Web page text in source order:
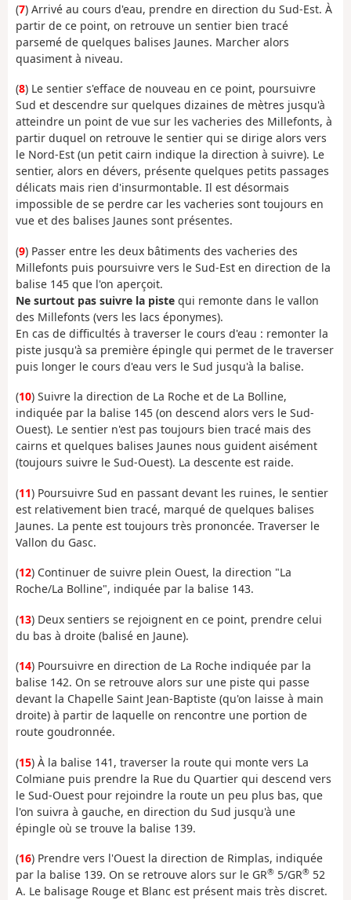
(7) Arrivé au cours d'eau, prendre en direction du Sud-Est. À
partir de ce point, on retrouve un sentier bien tracé
parsemé de quelques balises Jaunes. Marcher alors
quasiment à niveau.
(8) Le sentier s'efface de nouveau en ce point, poursuivre
Sud et descendre sur quelques dizaines de mètres jusqu'à
atteindre un point de vue sur les vacheries des Millefonts, à
partir duquel on retrouve le sentier qui se dirige alors vers
le Nord-Est (un petit cairn indique la direction à suivre). Le
sentier, alors en dévers, présente quelques petits passages
délicats mais rien d'insurmontable. Il est désormais
impossible de se perdre car les vacheries sont toujours en
vue et des balises Jaunes sont présentes.
(9) Passer entre les deux bâtiments des vacheries des
Millefonts puis poursuivre vers le Sud-Est en direction de la
balise 145 que l'on aperçoit.
Ne surtout pas suivre la piste qui remonte dans le vallon
des Millefonts (vers les lacs éponymes).
En cas de difficultés à traverser le cours d'eau : remonter la
piste jusqu'à sa première épingle qui permet de le traverser
puis longer le cours d'eau vers le Sud jusqu'à la balise.
(10) Suivre la direction de La Roche et de La Bolline,
indiquée par la balise 145 (on descend alors vers le Sud-
Ouest). Le sentier n'est pas toujours bien tracé mais des
cairns et quelques balises Jaunes nous guident aisément
(toujours suivre le Sud-Ouest). La descente est raide.
(11) Poursuivre Sud en passant devant les ruines, le sentier
est relativement bien tracé, marqué de quelques balises
Jaunes. La pente est toujours très prononcée. Traverser le
Vallon du Gasc.
(12) Continuer de suivre plein Ouest, la direction "La
Roche/La Bolline", indiquée par la balise 143.
(13) Deux sentiers se rejoignent en ce point, prendre celui
du bas à droite (balisé en Jaune).
(14) Poursuivre en direction de La Roche indiquée par la
balise 142. On se retrouve alors sur une piste qui passe
devant la Chapelle Saint Jean-Baptiste (qu'on laisse à main
droite) à partir de laquelle on rencontre une portion de
route goudronnée.
(15) À la balise 141, traverser la route qui monte vers La
Colmiane puis prendre la Rue du Quartier qui descend vers
le Sud-Ouest pour rejoindre la route un peu plus bas, que
l'on suivra à gauche, en direction du Sud jusqu'à une
épingle où se trouve la balise 139.
(16) Prendre vers l'Ouest la direction de Rimplas, indiquée
par la balise 139. On se retrouve alors sur le GR® 5/GR® 52
A. Le balisage Rouge et Blanc est présent mais très discret.